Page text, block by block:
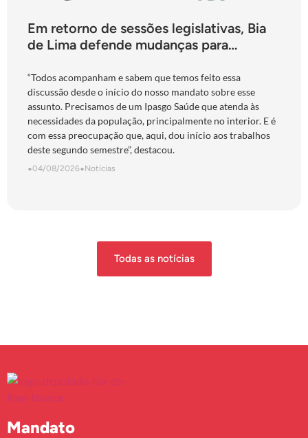
Em retorno de sessões legislativas, Bia
de Lima defende mudanças para
“Todos acompanham e sabem que temos feito essa
discussão desde o início do nosso mandato sobre esse
assunto. Precisamos de um Ipasgo Saúde que atenda às
necessidades da população, principalmente no interior. E é
com essa preocupação que, aqui, dou início aos trabalhos
deste segundo semestre”, destacou.
•04/08/2026•Notícias
Todas as notícias
Mandato